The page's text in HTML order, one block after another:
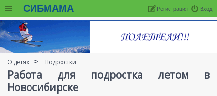
СИБМАМА Вход
Регистрация
О детях Подростки
Работа для подростка летом в
Новосибирске